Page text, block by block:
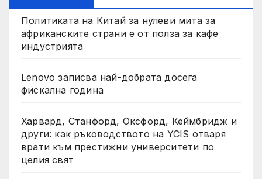
Политиката на Китай за нулеви мита за
африканските страни е от полза за кафе
индустрията
Lenovo записва най-добрата досега
фискална година
Харвард, Станфорд, Оксфорд, Кеймбридж и
други: как ръководството на YCIS отваря
врати към престижни университети по
целия свят